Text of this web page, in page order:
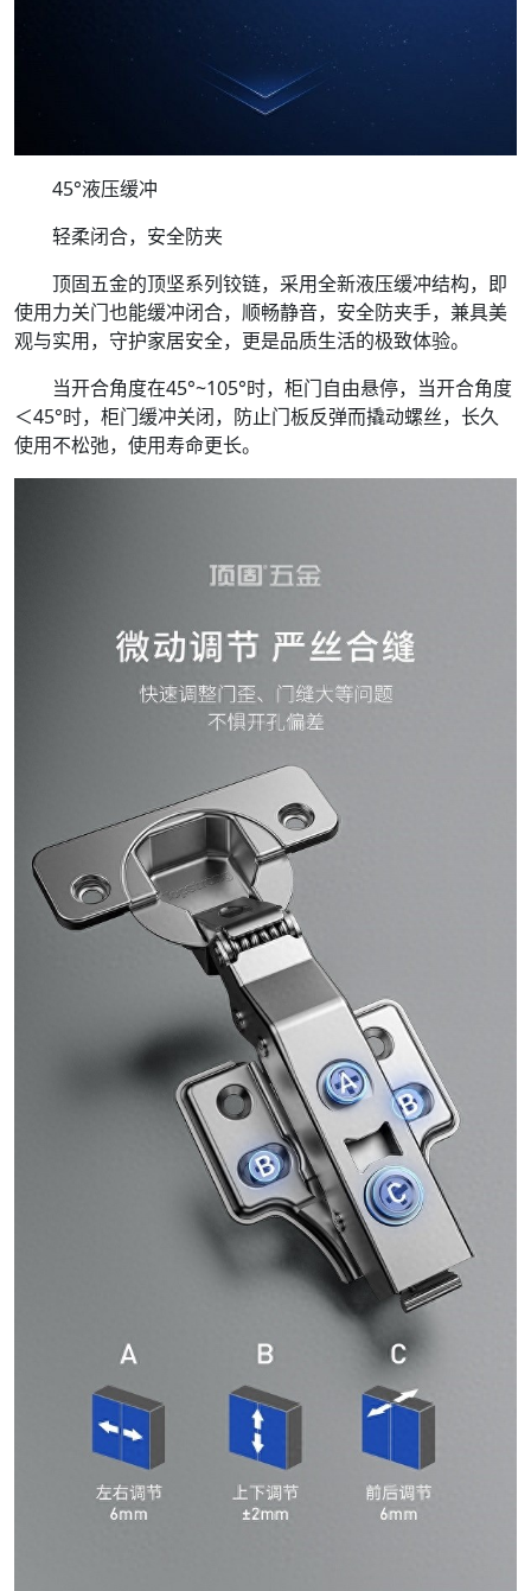
45°液压缓冲
轻柔闭合，安全防夹
顶固五金的顶坚系列铰链，采用全新液压缓冲结构，即
使用力关门也能缓冲闭合，顺畅静音，安全防夹手，兼具美
观与实用，守护家居安全，更是品质生活的极致体验。
当开合角度在45°~105°时，柜门自由悬停，当开合角度
＜45°时，柜门缓冲关闭，防止门板反弹而撬动螺丝，长久
使用不松弛，使用寿命更长。